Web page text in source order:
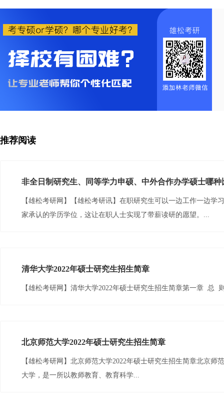
推荐阅读
非全日制研究生、同等学力申硕、中外合作办学硕士哪种
【雄松考研网】【雄松考研讯】在职研究生可以一边工作一边学
家承认的学历学位，这让在职人士实现了带薪读研的愿望。...
清华大学2022年硕士研究生招生简章
【雄松考研网】清华大学2022年硕士研究生招生简章第一章 总
北京师范大学2022年硕士研究生招生简章
【雄松考研网】北京师范大学2022年硕士研究生招生简章北京师
大学，是一所以教师教育、教育科学...